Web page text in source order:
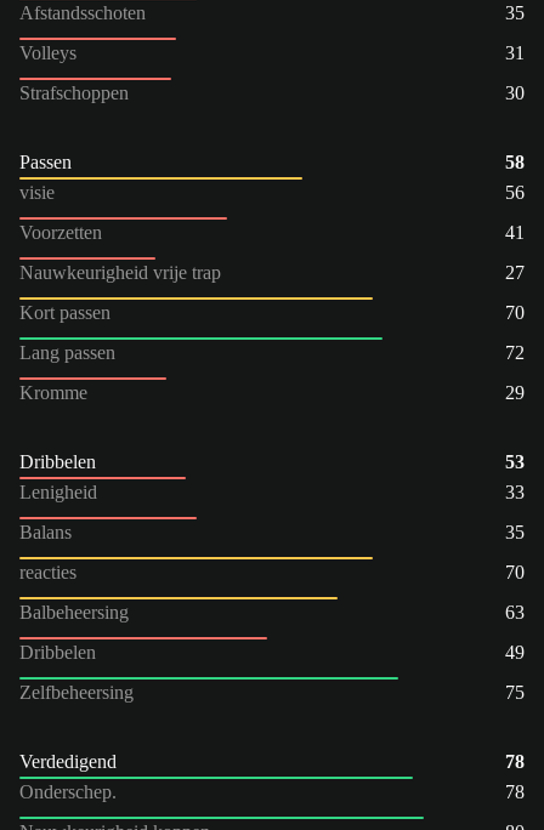
Afstandsschoten
35
Volleys
31
Strafschoppen
30
Passen
58
visie
56
Voorzetten
41
Nauwkeurigheid vrije trap
27
Kort passen
70
Lang passen
72
Kromme
29
Dribbelen
53
Lenigheid
33
Balans
35
reacties
70
Balbeheersing
63
Dribbelen
49
Zelfbeheersing
75
Verdedigend
78
Onderschep.
78